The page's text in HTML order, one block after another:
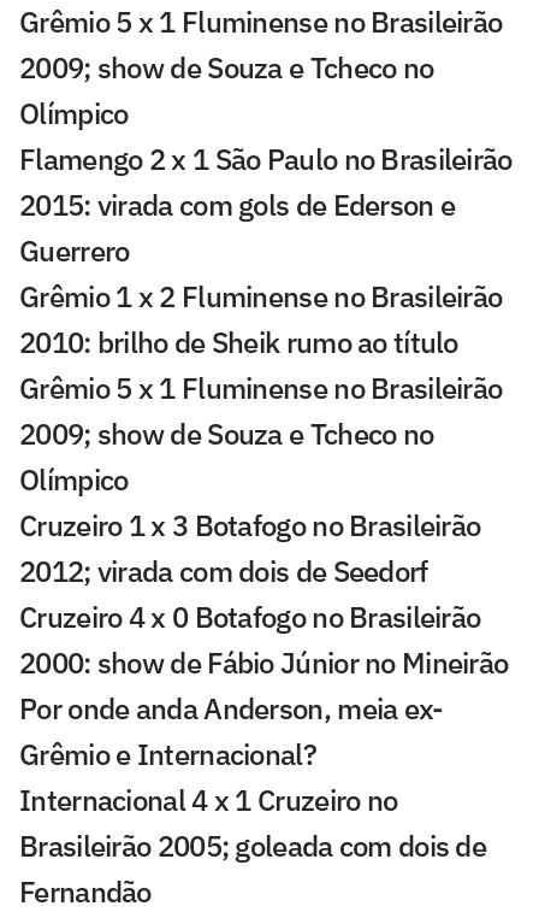
Grêmio 5 x 1 Fluminense no Brasileirão
2009; show de Souza e Tcheco no
Olímpico
Flamengo 2 x 1 São Paulo no Brasileirão
2015: virada com gols de Ederson e
Guerrero
Grêmio 1 x 2 Fluminense no Brasileirão
2010: brilho de Sheik rumo ao título
Grêmio 5 x 1 Fluminense no Brasileirão
2009; show de Souza e Tcheco no
Olímpico
Cruzeiro 1 x 3 Botafogo no Brasileirão
2012; virada com dois de Seedorf
Cruzeiro 4 x 0 Botafogo no Brasileirão
2000: show de Fábio Júnior no Mineirão
Por onde anda Anderson, meia ex-
Grêmio e Internacional?
Internacional 4 x 1 Cruzeiro no
Brasileirão 2005; goleada com dois de
Fernandão